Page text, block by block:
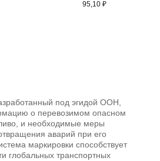
95,10 ₽
под эгидой ООН,
о перевозимом опасном
и необходимые меры
аварий при его
маркировки способствует
глобальных транспортных